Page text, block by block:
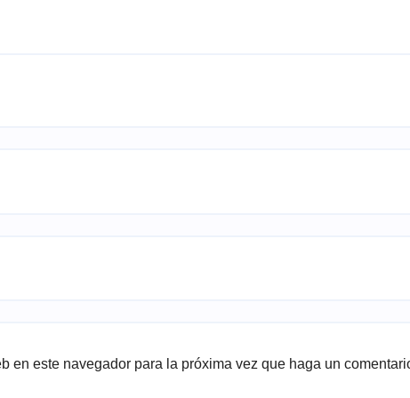
en este navegador para la próxima vez que haga un